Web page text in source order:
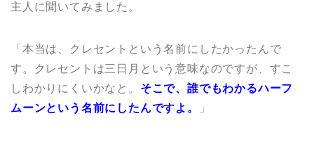
主人に聞いてみました。
「本当は、クレセントという名前にしたかったんで
す。クレセントは三日月という意味なのですが、すこ
しわかりにくいかなと。 そこで、誰でもわかるハーフ
ムーンという名前にしたんですよ。
」